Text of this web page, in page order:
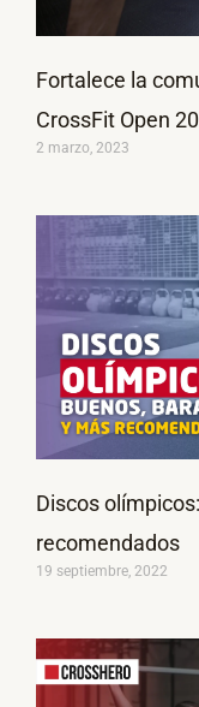
Fortalece la
CrossFit Open
2 marzo, 2023
Discos
recomendados
19 septiembre, 2022